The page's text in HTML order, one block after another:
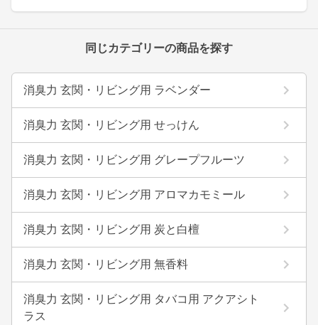
同じカテゴリーの商品を探す
消臭力 玄関・リビング用 ラベンダー
消臭力 玄関・リビング用 せっけん
消臭力 玄関・リビング用 グレープフルーツ
消臭力 玄関・リビング用 アロマカモミール
消臭力 玄関・リビング用 炭と白檀
消臭力 玄関・リビング用 無香料
消臭力 玄関・リビング用 タバコ用 アクアシト
ラス